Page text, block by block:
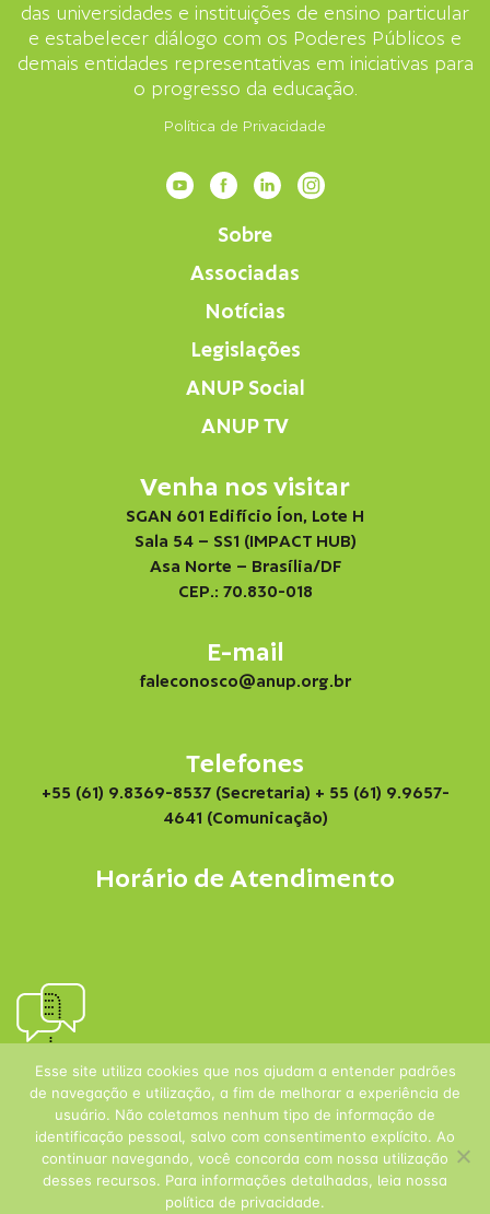
das universidades e instituições de ensino particular
e estabelecer diálogo com os Poderes Públicos e
demais entidades representativas em iniciativas para
o progresso da educação.
Política de Privacidade
Sobre
Associadas
Notícias
Legislações
ANUP Social
ANUP TV
Venha nos visitar
SGAN 601 Edifício Íon, Lote H
Sala 54 – SS1 (IMPACT HUB)
Asa Norte – Brasília/DF
CEP.: 70.830-018
E-mail
faleconosco@anup.org.br
Telefones
+55 (61) 9.8369-8537 (Secretaria) + 55 (61) 9.9657-
4641 (Comunicação)
Horário de Atendimento
Esse site utiliza cookies que nos ajudam a entender padrões
de navegação e utilização, a fim de melhorar a experiência de
usuário. Não coletamos nenhum tipo de informação de
identificação pessoal, salvo com consentimento explícito. Ao
continuar navegando, você concorda com nossa utilização
desses recursos. Para informações detalhadas, leia nossa
política de privacidade.